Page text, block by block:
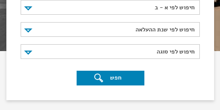
חיפוש לפי א - ב
חיפוש לפי א - ב
חיפוש לפי שנת ההעלאה
חיפוש לפי שנת ההעלאה
חיפוש לפי סוגה
חיפוש לפי סוגה
חפש